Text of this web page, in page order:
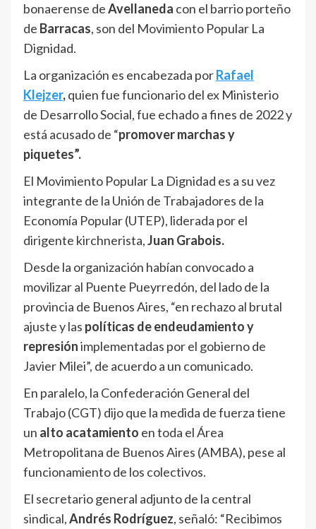
bonaerense deAvellaneda con el barrio porteño
de Barracas, son del Movimiento Popular La
Dignidad.
La organización es encabezada porRafael
Klejzer,quien fue funcionario del ex Ministerio
de Desarrollo Social, fue echado a fines de 2022 y
está acusado de “promover marchas y
piquetes”.
El Movimiento Popular La Dignidad es a su vez
integrante de la Unión de Trabajadores de la
Economía Popular (UTEP), liderada por el
dirigente kirchnerista,Juan Grabois.
Desde la organización habían convocado a
movilizar al Puente Pueyrredón, del lado de la
provincia de Buenos Aires, “en rechazo al brutal
ajuste y las políticas de endeudamiento y
represiónimplementadas por el gobierno de
Javier Milei”, de acuerdo a un comunicado.
En paralelo, la Confederación General del
Trabajo (CGT) dijo que la medida de fuerza tiene
un alto acatamiento en toda el Área
Metropolitana de Buenos Aires (AMBA), pese al
funcionamiento de los colectivos.
El secretario general adjunto de la central
sindical,Andrés Rodríguez, señaló: “Recibimos